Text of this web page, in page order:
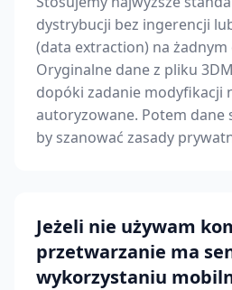
dystrybucji bez ingerencji
(data extraction) na
Oryginalne dane z pliku
dopóki zadanie modyfikacji
autoryzowane. Potem dane
by szanować zasady
Jeżeli nie używam
przetwarzanie ma
wykorzystaniu